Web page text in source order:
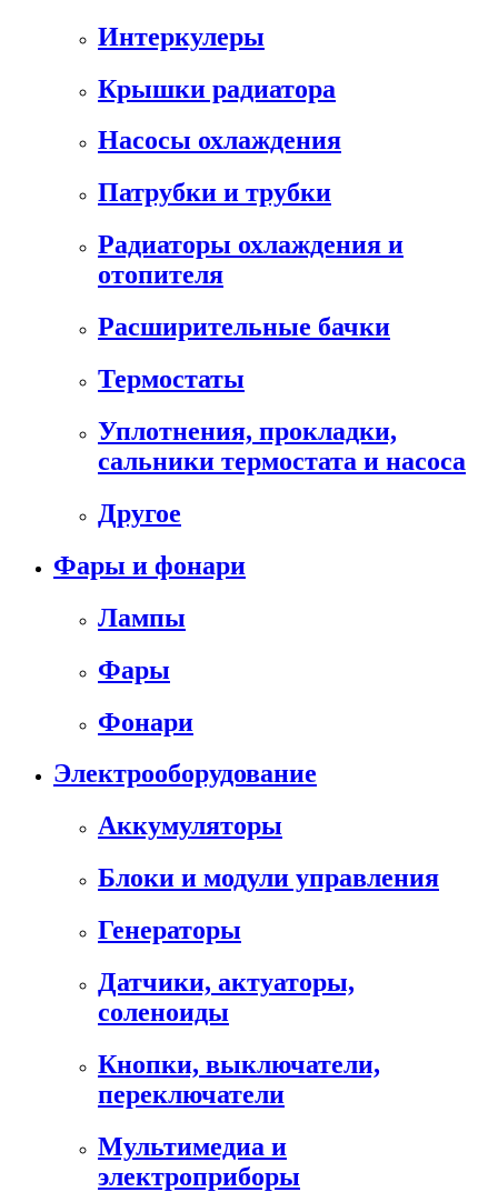
Интеркулеры
Крышки радиатора
Насосы охлаждения
Патрубки и трубки
Радиаторы охлаждения и
отопителя
Расширительные бачки
Термостаты
Уплотнения, прокладки,
сальники термостата и насоса
Другое
Фары и фонари
Лампы
Фары
Фонари
Электрооборудование
Аккумуляторы
Блоки и модули управления
Генераторы
Датчики, актуаторы,
соленоиды
Кнопки, выключатели,
переключатели
Мультимедиа и
электроприборы